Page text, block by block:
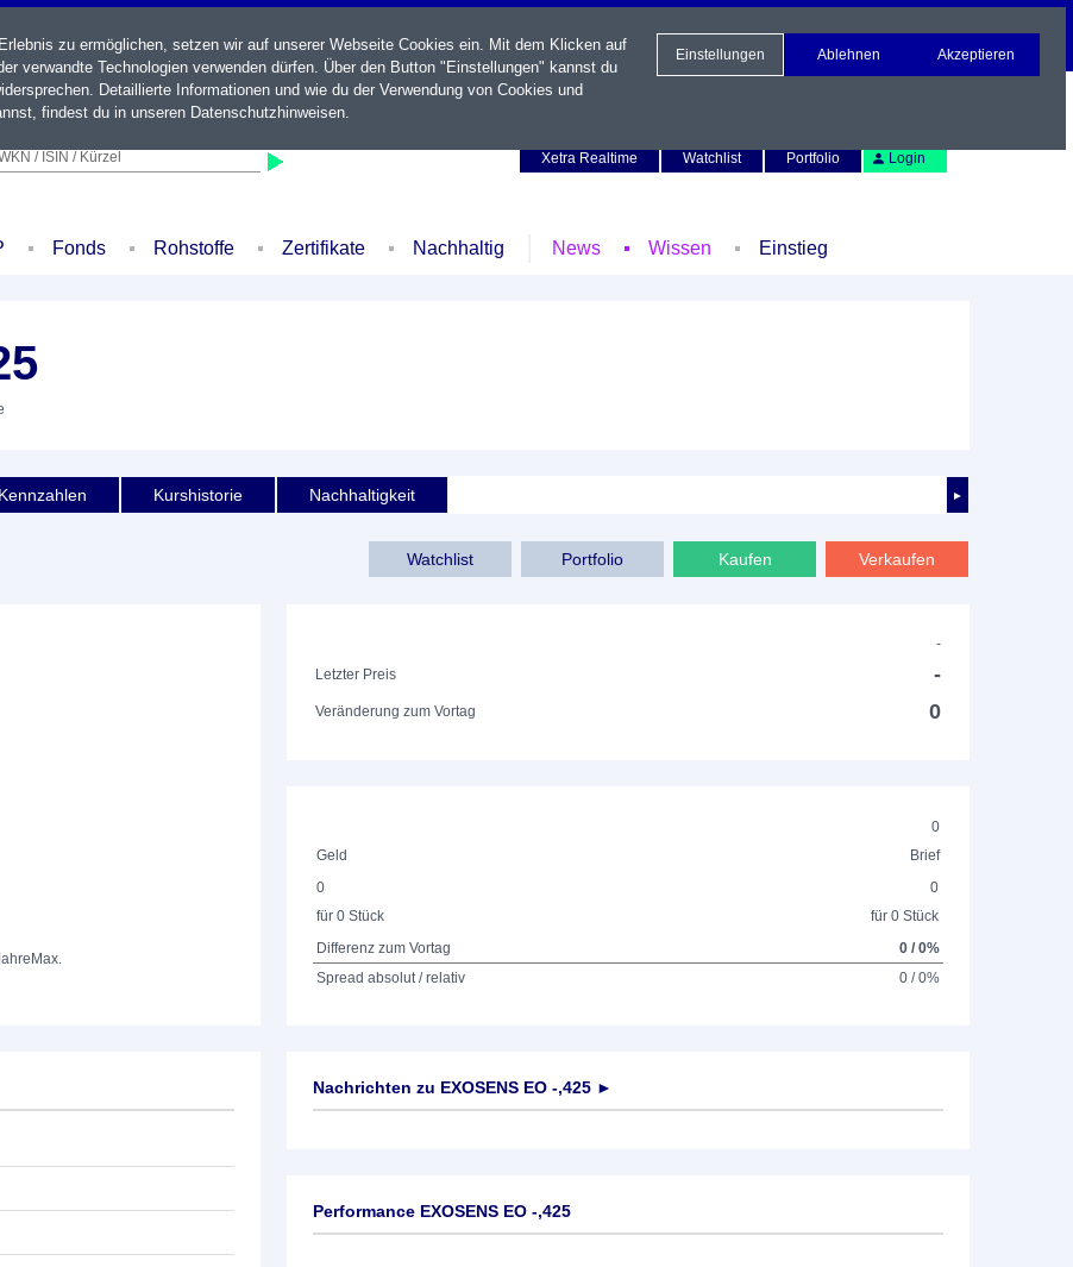
/ ISIN / Kürzel
Xetra Realtime
Watchlist Portfolio Login
Fonds Rohstoffe Zertifikate Nachhaltig News Wissen Einstieg
►
Kennzahlen Kurshistorie Nachhaltigkeit
Watchlist Portfolio Kaufen Verkaufen
Max.
-
Letzter Preis
-
Veränderung zum Vortag 0
0
Geld
Brief
0
für 0 Stück
0
für 0 Stück
Differenz zum Vortag
0 / 0%
Spread absolut / relativ
0 / 0%
Nachrichten zu EXOSENS EO -,425 ►
Performance EXOSENS EO -,425
zu ermöglichen, setzen wir auf unserer Webseite Cookies ein. Mit dem Klicken auf
verwandte Technologien verwenden dürfen. Über den Button "Einstellungen" kannst du
Detaillierte Informationen und wie du der Verwendung von Cookies und
findest du in unseren Datenschutzhinweisen.
Einstellungen Ablehnen Akzeptieren